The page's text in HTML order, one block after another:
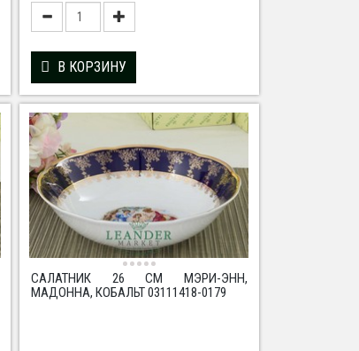
В КОРЗИНУ
САЛАТНИК 26 СМ МЭРИ-ЭНН,
МАДОННА, КОБАЛЬТ 03111418-0179